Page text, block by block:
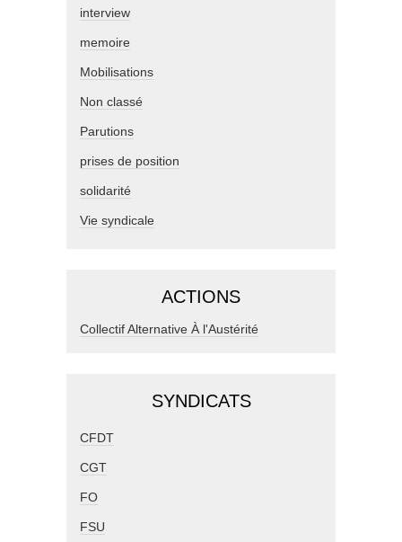
interview
memoire
Mobilisations
Non classé
Parutions
prises de position
solidarité
Vie syndicale
ACTIONS
Collectif Alternative À l'Austérité
SYNDICATS
CFDT
CGT
FO
FSU